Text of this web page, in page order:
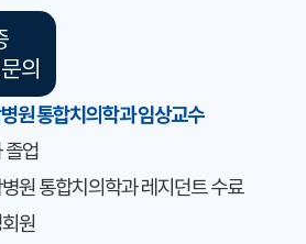
의
원 통합치의학과 임상교수
졸업
원 통합치의학과 레지던트 수료
원